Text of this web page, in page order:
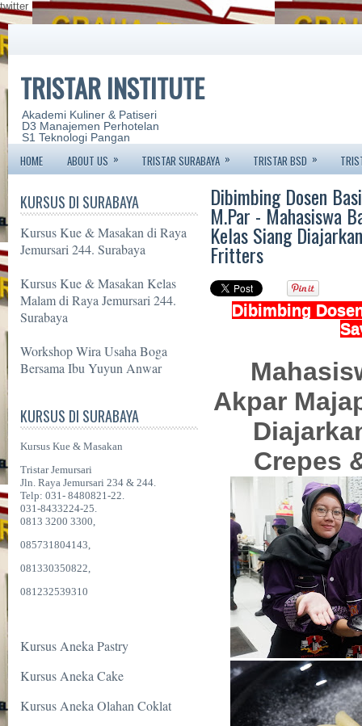
twitter
TRISTAR INSTITUTE
Akademi Kuliner & Patiseri
D3 Manajemen Perhotelan
S1 Teknologi Pangan
HOME ABOUT US » TRISTAR SURABAYA » TRISTAR BSD »
KURSUS DI SURABAYA
Kursus Kue & Masakan di Raya
Jemursari 244. Surabaya
Kursus Kue & Masakan Kelas
Malam di Raya Jemursari 244.
Surabaya
Workshop Wira Usaha Boga
Bersama Ibu Yuyun Anwar
KURSUS DI SURABAYA
Kursus Kue & Masakan
Tristar Jemursari
Jln. Raya Jemursari 234 & 244.
Telp: 031- 8480821-22.
031-8433224-25.
0813 3200 3300,
085731804143,
081330350822,
081232539310
Kursus Aneka Pastry
Kursus Aneka Cake
Kursus Aneka Olahan Coklat
Dibimbing Dosen
M.Par - Mahasiswa
Kelas Siang
Fritters
Dibimbing
Akpar
Crepes